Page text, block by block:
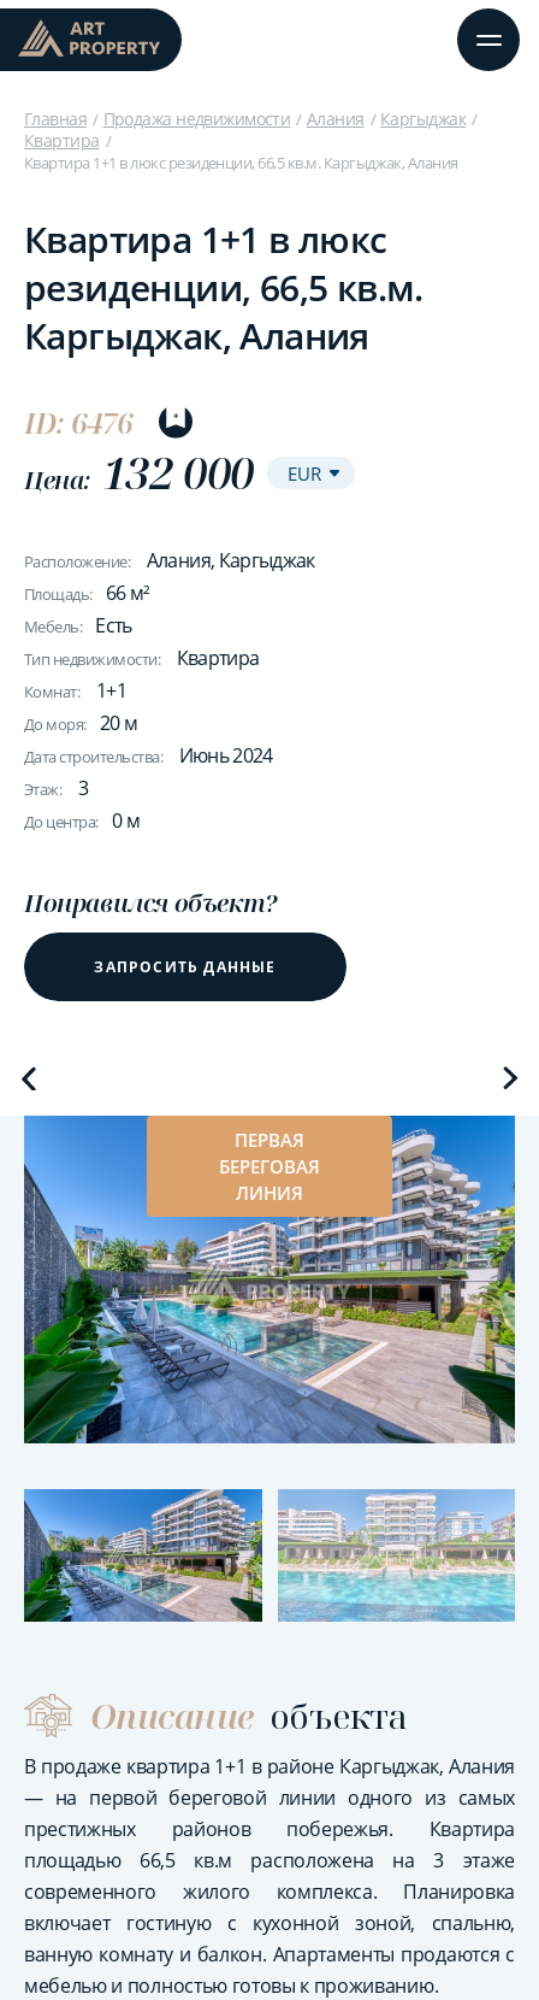
Главная Продажа недвижимости Алания
Каргыджак
Квартира
Квартира 1+1 в люкс резиденции, 66,5 кв.м. Каргыджак, Алания
Квартира 1+1 в люкс
резиденции, 66,5 кв.м.
Каргыджак, Алания
ID: 6476
Цена: 132 000
Расположение: Алания, Каргыджак
Площадь: 66 м²
Мебель: Есть
Тип недвижимости: Квартира
Комнат: 1+1
До моря: 20 м
Дата строительства: Июнь 2024
Этаж: 3
До центра: 0 м
Понравился объект?
ЗАПРОСИТЬ ДАННЫЕ
ПЕРВАЯ
БЕРЕГОВАЯ
ЛИНИЯ
Описание объекта
В продаже квартира 1+1 в районе Каргыджак, Алания
— на первой береговой линии одного из самых
престижных районов побережья. Квартира
площадью 66,5 кв.м расположена на 3 этаже
современного жилого комплекса. Планировка
включает гостиную с кухонной зоной, спальню,
ванную комнату и балкон. Апартаменты продаются с
мебелью и полностью готовы к проживанию.